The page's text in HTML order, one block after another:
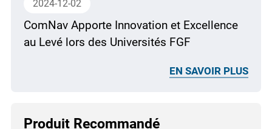
2024-12-02
ComNav Apporte Innovation et Excellence
au Levé lors des Universités FGF
EN SAVOIR PLUS
Produit Recommandé